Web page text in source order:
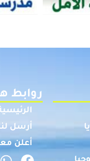
روابط
أرسل
أعلن